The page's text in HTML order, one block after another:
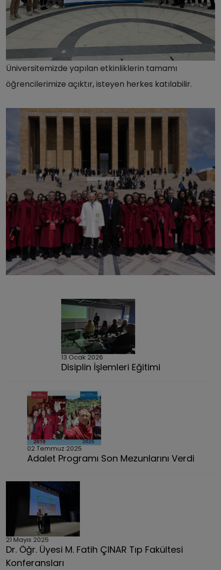
Üniversitemizde yapılan etkinliklerin tamamı
öğrencilerimize açıktır, isteyen herkes katılabilir.
13 Ocak 2026
Disiplin İşlemleri Eğitimi
02 Temmuz 2025
Adalet Programı Son Mezunlarını Verdi
21 Mayıs 2025
Dr. Öğr. Üyesi M. Fatih ÇINAR Tıp Fakültesi
Konferansları